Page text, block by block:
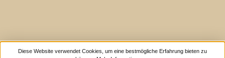
Diese Website verwendet Cookies, um eine bestmögliche Erfahrung bieten zu